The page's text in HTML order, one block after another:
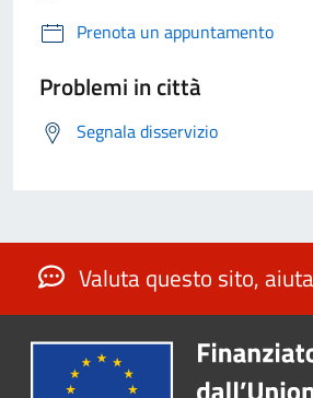
Prenota un appuntamento
Problemi in città
Segnala disservizio
Valuta questo sito,